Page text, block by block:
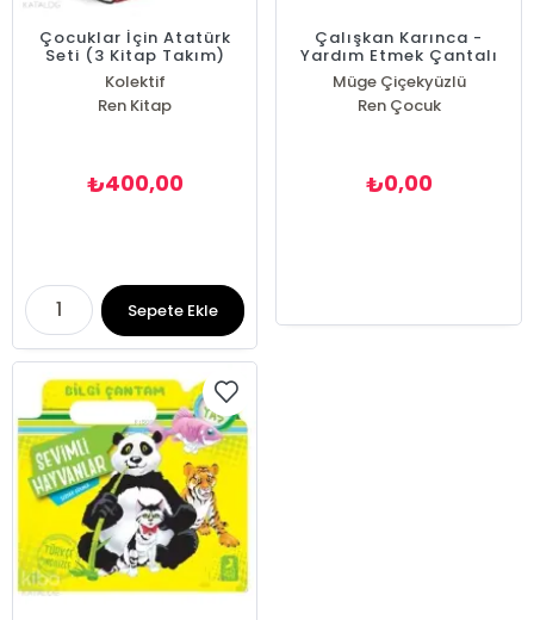
Çocuklar İçin Atatürk
Seti (3 Kitap Takım)
Kolektif
Ren Kitap
₺400,00
Sepete Ekle
Çalışkan Karınca -
Yardım Etmek Çantalı
Masallar
Müge Çiçekyüzlü
Ren Çocuk
₺0,00